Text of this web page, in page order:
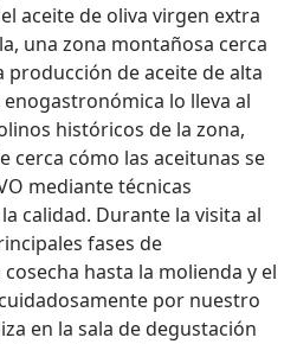
aceite de oliva virgen extra
una zona montañosa cerca
producción de aceite de alta
lo lleva al
históricos de la zona,
cerca cómo las aceitunas se
mediante técnicas
calidad. Durante la visita al
fases de
hasta la molienda y el
por nuestro
en la sala de degustación